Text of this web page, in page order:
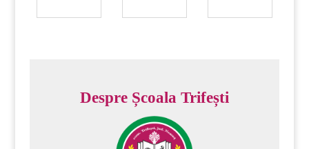
Despre Școala Trifești